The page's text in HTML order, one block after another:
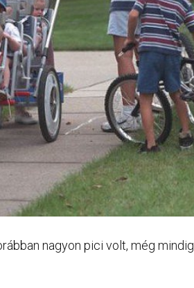
nagyon pici volt, még mindig